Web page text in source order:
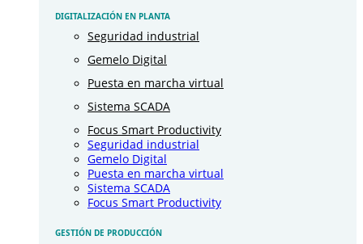
DIGITALIZACIÓN EN PLANTA
Seguridad industrial
Gemelo Digital
Puesta en marcha virtual
Sistema SCADA
Focus Smart Productivity
Seguridad industrial
Gemelo Digital
Puesta en marcha virtual
Sistema SCADA
Focus Smart Productivity
GESTIÓN DE PRODUCCIÓN